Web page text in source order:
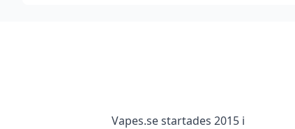
Vapes.se startades 2015 i